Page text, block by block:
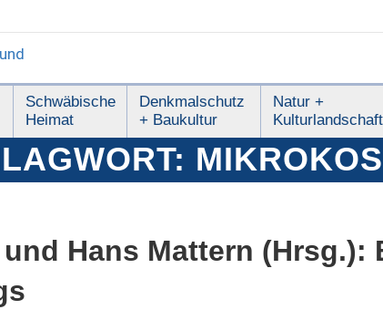
Schwäbische
Heimat
Denkmalschutz
+ Baukultur
Natur +
Kulturlandschaft
Hans Mattern (Hrsg.):